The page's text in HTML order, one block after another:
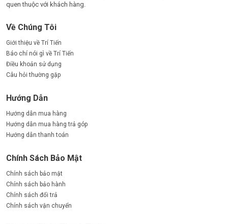
quen thuộc với khách hàng.
Về Chúng Tôi
Giới thiệu về Trí Tiến
Báo chí nói gì về Trí Tiến
Điều khoản sử dụng
Câu hỏi thường gặp
Hướng Dẫn
Hướng dẫn mua hàng
Hướng dẫn mua hàng trả góp
Hướng dẫn thanh toán
Chính Sách Bảo Mật
Chính sách bảo mật
Chính sách bảo hành
Chính sách đổi trả
Chính sách vận chuyển